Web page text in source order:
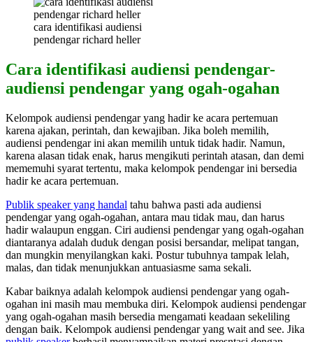
cara identifikasi audiensi
pendengar richard heller
Cara identifikasi audiensi pendengar-
audiensi pendengar yang ogah-ogahan
Kelompok audiensi pendengar yang hadir ke acara pertemuan
karena ajakan, perintah, dan kewajiban. Jika boleh memilih,
audiensi pendengar ini akan memilih untuk tidak hadir. Namun,
karena alasan tidak enak, harus mengikuti perintah atasan, dan demi
mememuhi syarat tertentu, maka kelompok pendengar ini bersedia
hadir ke acara pertemuan.
Publik speaker yang handal tahu bahwa pasti ada audiensi
pendengar yang ogah-ogahan, antara mau tidak mau, dan harus
hadir walaupun enggan. Ciri audiensi pendengar yang ogah-ogahan
diantaranya adalah duduk dengan posisi bersandar, melipat tangan,
dan mungkin menyilangkan kaki. Postur tubuhnya tampak lelah,
malas, dan tidak menunjukkan antuasiasme sama sekali.
Kabar baiknya adalah kelompok audiensi pendengar yang ogah-
ogahan ini masih mau membuka diri. Kelompok audiensi pendengar
yang ogah-ogahan masih bersedia mengamati keadaan sekeliling
dengan baik. Kelompok audiensi pendengar yang wait and see. Jika